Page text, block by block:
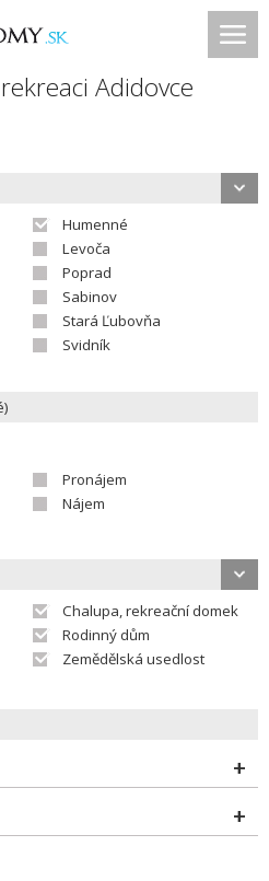
Adidovce
Humenné
Levoča
Poprad
Sabinov
Stará Ľubovňa
Svidník
Pronájem
Nájem
Chalupa, rekreační domek
Rodinný dům
Zemědělská usedlost